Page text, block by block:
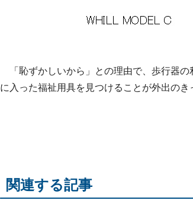
「恥ずかしいから」との理由で、歩行器
に入った福祉用具を見つけることが外出のき
関連する記事